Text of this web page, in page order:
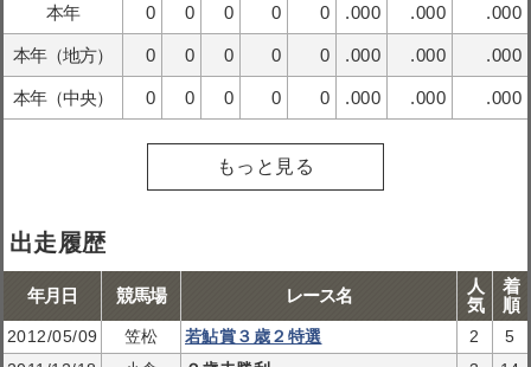
本年
0 0 0 0 0 .000 .000 .000
本年（地方） 0 0 0 0 0 .000 .000 .000
本年（中央） 0 0 0 0 0 .000 .000 .000
もっと見る
出走履歴
年月日 競馬場 レース名
人
気
着
順
2012/05/09 笠松 若鮎賞３歳２特選 2
5